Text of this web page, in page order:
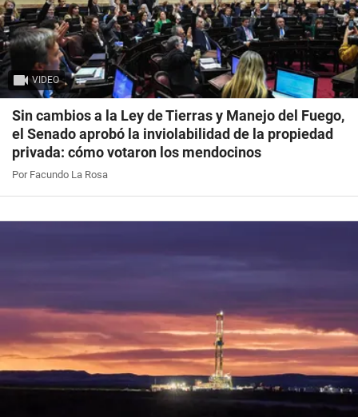
VIDEO
Sin cambios a la Ley de Tierras y Manejo del Fuego,
el Senado aprobó la inviolabilidad de la propiedad
privada: cómo votaron los mendocinos
Por Facundo La Rosa